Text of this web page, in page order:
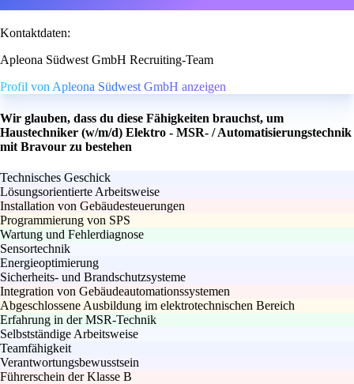
Kontaktdaten:
Apleona Südwest GmbH Recruiting-Team
Profil von Apleona Südwest GmbH anzeigen
Wir glauben, dass du diese Fähigkeiten brauchst, um
Haustechniker (w/m/d) Elektro - MSR- / Automatisierungstechnik
mit Bravour zu bestehen
Technisches Geschick
Lösungsorientierte Arbeitsweise
Installation von Gebäudesteuerungen
Programmierung von SPS
Wartung und Fehlerdiagnose
Sensortechnik
Energieoptimierung
Sicherheits- und Brandschutzsysteme
Integration von Gebäudeautomationssystemen
Abgeschlossene Ausbildung im elektrotechnischen Bereich
Erfahrung in der MSR-Technik
Selbstständige Arbeitsweise
Teamfähigkeit
Verantwortungsbewusstsein
Führerschein der Klasse B